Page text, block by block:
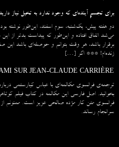
برای تجسمِ آینده‌ای که وجود ندارد به تخیل نیاز
دو هفته پیش، یک‌شنبه، سوم اسفند، این‌طور نوشته
می‌شد اتفاق افتاده و این‌طور که پیداست بدتر از
برقرار باشد، هر وقت بتوانم و حوصله‌ای باشد این
زنده‌ام! *** اگر […]
SUR JEAN-CLAUDE CARRIÈRE
ترجمه‌ی فرانسوی مکالمه‌ای با عباس کیارستمی
بخوانید. اصل فارسی این مکالمه در کتاب فیلم
فرانسوی متن کار مژده صالحی عزیز است. ممنونم
سرانجام رساند.